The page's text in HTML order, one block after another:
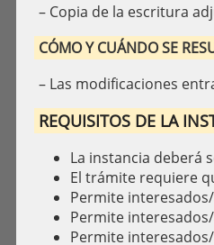
– Copia de la escritura
CÓMO Y CUÁNDO SE
– Las modificaciones
REQUISITOS DE LA
La instancia deberá
El trámite requiere
Permite
Permite
Permite